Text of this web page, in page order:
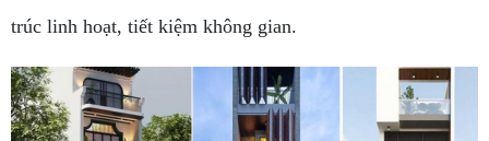
trúc linh hoạt, tiết kiệm không gian.